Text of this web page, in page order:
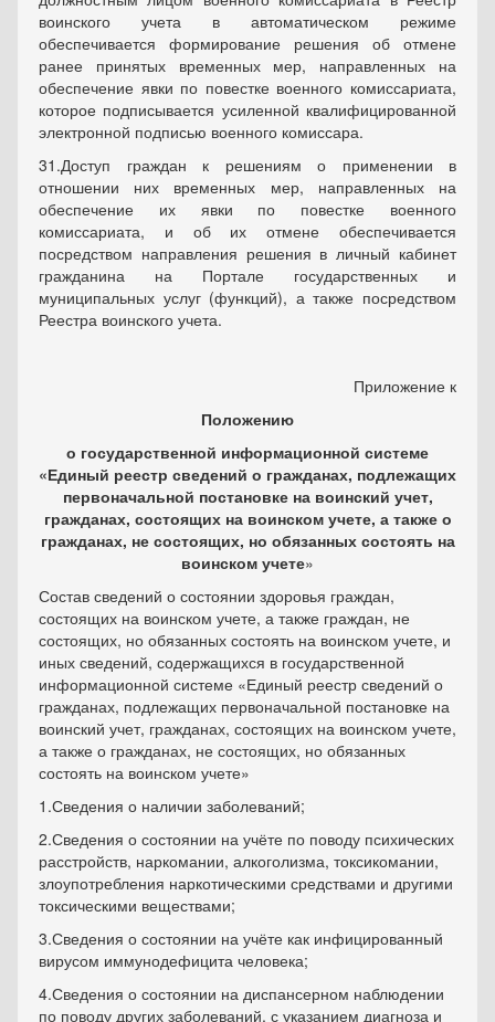
воинского учета в автоматическом режиме
обеспечивается формирование решения об отмене
ранее принятых временных мер, направленных на
обеспечение явки по повестке военного комиссариата,
которое подписывается усиленной квалифицированной
электронной подписью военного комиссара.
31.Доступ граждан к решениям о применении в
отношении них временных мер, направленных на
обеспечение их явки по повестке военного
комиссариата, и об их отмене обеспечивается
посредством направления решения в личный кабинет
гражданина на Портале государственных и
муниципальных услуг (функций), а также посредством
Реестра воинского учета.
Приложение к
Положению
о государственной информационной системе
«Единый реестр сведений о гражданах, подлежащих
первоначальной постановке на воинский учет,
гражданах, состоящих на воинском учете, а также о
гражданах, не состоящих, но обязанных состоять на
воинском учете»
Состав сведений о состоянии здоровья граждан,
состоящих на воинском учете, а также граждан, не
состоящих, но обязанных состоять на воинском учете, и
иных сведений, содержащихся в государственной
информационной системе «Единый реестр сведений о
гражданах, подлежащих первоначальной постановке на
воинский учет, гражданах, состоящих на воинском учете,
а также о гражданах, не состоящих, но обязанных
состоять на воинском учете»
1.Сведения о наличии заболеваний;
2.Сведения о состоянии на учёте по поводу психических
расстройств, наркомании, алкоголизма, токсикомании,
злоупотребления наркотическими средствами и другими
токсическими веществами;
3.Сведения о состоянии на учёте как инфицированный
вирусом иммунодефицита человека;
4.Сведения о состоянии на диспансерном наблюдении
по поводу других заболеваний, с указанием диагноза и